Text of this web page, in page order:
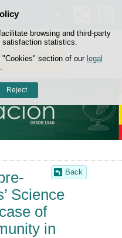
browsing and third-party
statistics.
section of our legal
Reject
to content
Back
Science
of
in